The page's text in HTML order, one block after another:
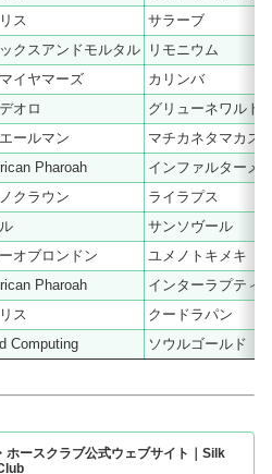
ス
サラーブ
クスアンドモルタル
リモニウム
イヤマーズ
カリンバ
オロ
グリューネワルト
ールマン
マチカネタマカズ
Pharoah
インファルターメ
クラウン
ライラプス
サンソヴール
オブロンドン
ユメノトキメキ
Pharoah
インターラプティ
ス
クードラパン
Computing ソウルゴールド
ホースクラブ公式ウェブサイト｜Silk